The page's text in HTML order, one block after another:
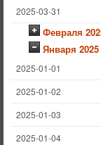
2025-03-31
Февраля
Января 2025
2025-01-01
2025-01-02
2025-01-03
2025-01-04